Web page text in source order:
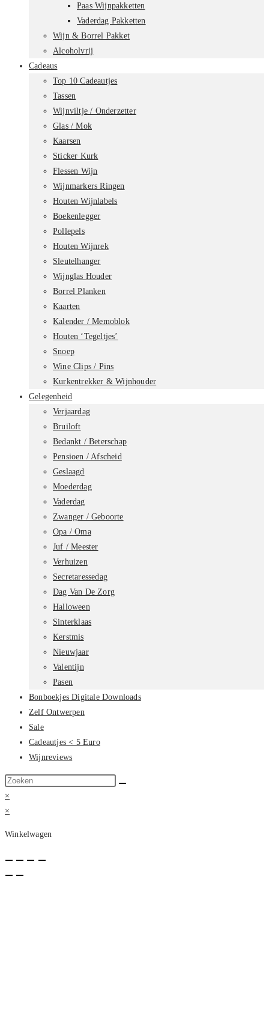
Paas Wijnpakketten
Vaderdag Pakketten
Wijn & Borrel Pakket
Alcoholvrij
Cadeaus
Top 10 Cadeautjes
Tassen
Wijnviltje / Onderzetter
Glas / Mok
Kaarsen
Sticker Kurk
Flessen Wijn
Wijnmarkers Ringen
Houten Wijnlabels
Boekenlegger
Pollepels
Houten Wijnrek
Sleutelhanger
Wijnglas Houder
Borrel Planken
Kaarten
Kalender / Memoblok
Houten ‘Tegeltjes’
Snoep
Wine Clips / Pins
Kurkentrekker & Wijnhouder
Gelegenheid
Verjaardag
Bruiloft
Bedankt / Beterschap
Pensioen / Afscheid
Geslaagd
Moederdag
Vaderdag
Zwanger / Geboorte
Opa / Oma
Juf / Meester
Verhuizen
Secretaressedag
Dag Van De Zorg
Halloween
Sinterklaas
Kerstmis
Nieuwjaar
Valentijn
Pasen
Bonboekjes Digitale Downloads
Zelf Ontwerpen
Sale
Cadeautjes < 5 Euro
Wijnreviews
Zoek
op
deze
×
×
Winkelwagen